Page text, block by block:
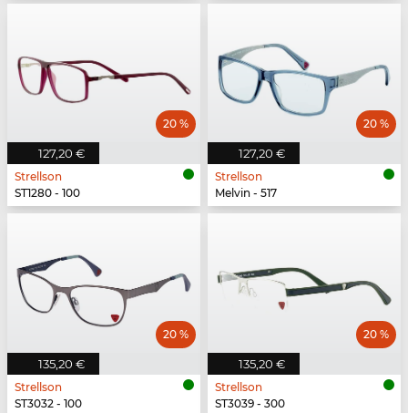
127,20 €
20 %
Strellson
ST1280 - 100
127,20 €
20 %
Strellson
Melvin - 517
135,20 €
20 %
Strellson
ST3032 - 100
135,20 €
20 %
Strellson
ST3039 - 300